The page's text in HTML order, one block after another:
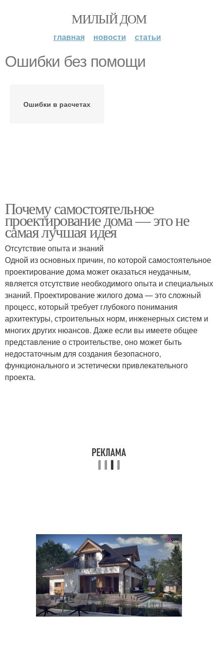
МИЛЫЙ ДОМ
главная новости статьи
Ошибки без помощи
Ошибки в расчетах
Почему самостоятельное
проектирование дома — это не
самая лучшая идея
Отсутствие опыта и знаний
Одной из основных причин, по которой самостоятельное
проектирование дома может оказаться неудачным,
является отсутствие необходимого опыта и специальных
знаний. Проектирование жилого дома — это сложный
процесс, который требует глубокого понимания
архитектуры, строительных норм, инженерных систем и
многих других нюансов. Даже если вы имеете общее
представление о строительстве, оно может быть
недостаточным для создания безопасного,
функционального и эстетически привлекательного
проекта.